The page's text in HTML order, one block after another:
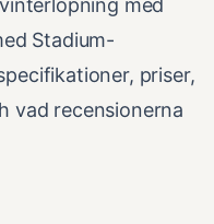
med
Stadium-
priser,
vad recensionerna